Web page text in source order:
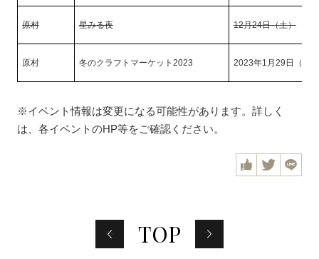
原村 星みる夜 12月24日（土）
原村 冬のクラフトマーケット2023 2023年1月29日（日）
※イベント情報は変更になる可能性があります。詳しく
は、各イベントのHP等をご確認ください。
F
L
へ
TOP
へ